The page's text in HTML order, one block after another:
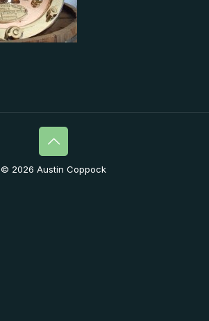
© 2026 Austin Coppock